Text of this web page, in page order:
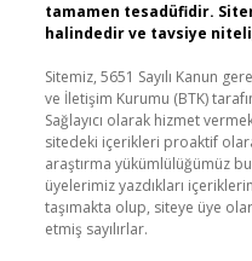
tamamen tesadüfidir.
halindedir ve tavsiye
Sitemiz, 5651 Sayılı Kanun
ve İletişim Kurumu (BTK)
Sağlayıcı olarak hizmet
sitedeki içerikleri proaktif
araştırma yükümlülüğümüz
üyelerimiz yazdıkları
taşımakta olup, siteye üye
etmiş sayılırlar.